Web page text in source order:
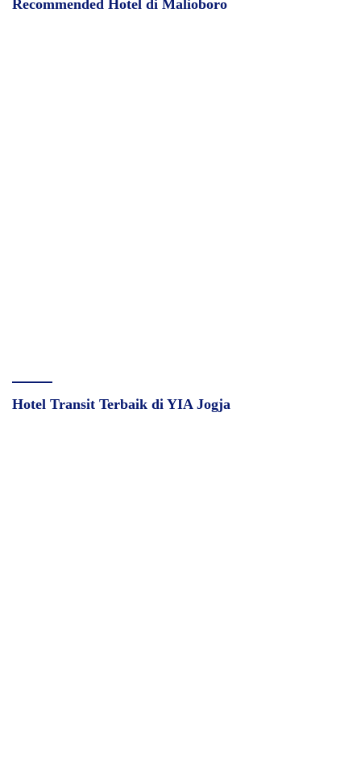
Recommended Hotel di Malioboro
Hotel Transit Terbaik di YIA Jogja